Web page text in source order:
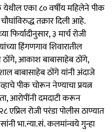
येथील एका ८० वर्षीय महिलेने पीक
तक्रार दिली आहे.
३ मार्च रोजी
हिंगणगाव शिवारातील
आकाश बाबासाहेब ठोंगे,
बाबासाहेब ठोंगे यांनी अंदाजे
पीक चोरून नेण्याचा प्रयत्न
आरोपींनी दमदाटी करून
रोजी परंडा पोलीस ठाण्यात
भा.न्या.सं. कलमांन्वये गुन्हा